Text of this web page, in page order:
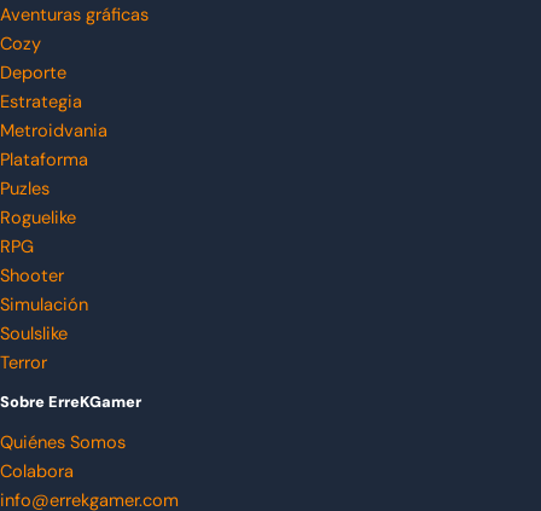
Aventuras gráficas
Cozy
Deporte
Estrategia
Metroidvania
Plataforma
Puzles
Roguelike
RPG
Shooter
Simulación
Soulslike
Terror
Sobre ErreKGamer
Quiénes Somos
Colabora
info@errekgamer.com